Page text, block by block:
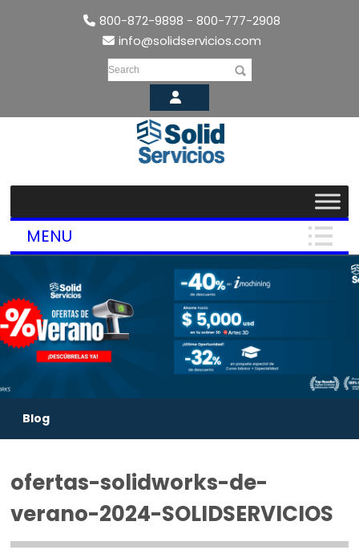
800-872-9898 - 800-777-2908
info@solidservicios.com
Search
MENU
Blog
ofertas-solidworks-de-
verano-2024-SOLIDSERVICIOS